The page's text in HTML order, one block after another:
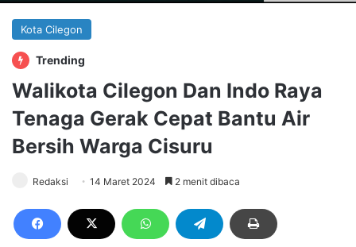
Kota Cilegon
Trending
Walikota Cilegon Dan Indo Raya
Tenaga Gerak Cepat Bantu Air
Bersih Warga Cisuru
Redaksi 14 Maret 2024 2 menit dibaca